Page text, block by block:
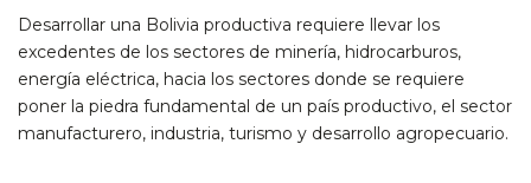
Desarrollar una Bolivia productiva requiere llevar los
excedentes de los sectores de minería, hidrocarburos,
energía eléctrica, hacia los sectores donde se requiere
poner la piedra fundamental de un país productivo, el sector
manufacturero, industria, turismo y desarrollo agropecuario.